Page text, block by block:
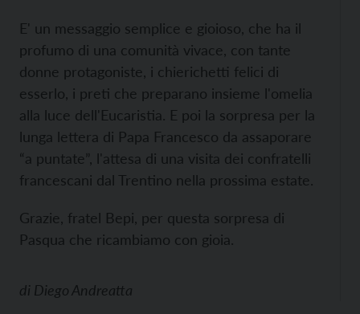
E' un messaggio semplice e gioioso, che ha il
profumo di una comunità vivace, con tante
donne protagoniste, i chierichetti felici di
esserlo, i preti che preparano insieme l'omelia
alla luce dell'Eucaristia. E poi la sorpresa per la
lunga lettera di Papa Francesco da assaporare
“a puntate”, l'attesa di una visita dei confratelli
francescani dal Trentino nella prossima estate.
Grazie, fratel Bepi, per questa sorpresa di
Pasqua che ricambiamo con gioia.
di Diego Andreatta